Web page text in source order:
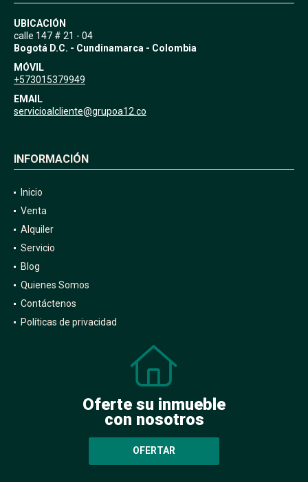
UBICACIÓN
calle 147 # 21 - 04
Bogotá D.C. - Cundinamarca - Colombia
MÓVIL
+573015379949
EMAIL
servicioalcliente@grupoa12.co
INFORMACIÓN
Inicio
Venta
Alquiler
Servicio
Blog
Quienes Somos
Contáctenos
Políticas de privacidad
Oferte su inmueble
con nosotros
OFERTAR